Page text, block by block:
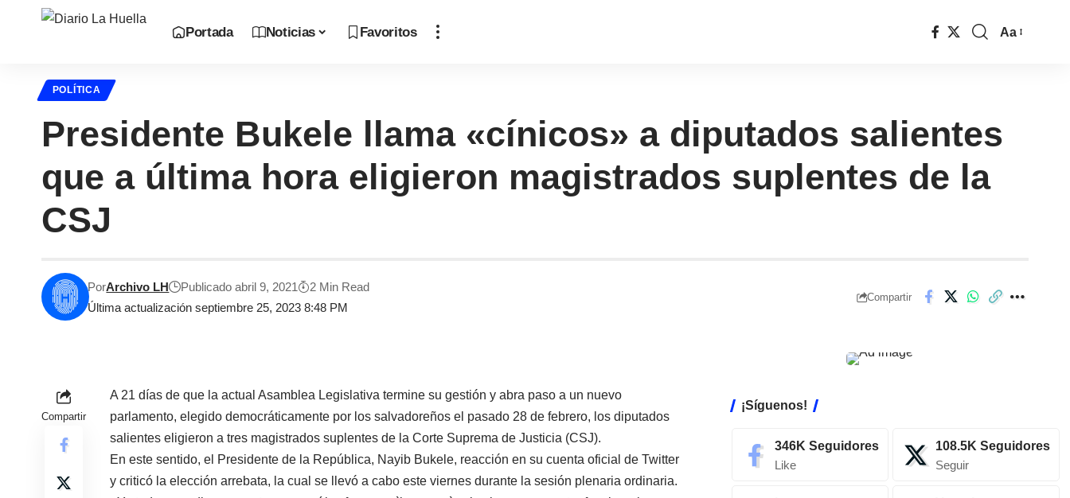
Portada Noticias Favoritos Aa
POLÍTICA
Presidente Bukele llama «cínicos» a diputados salientes
que a última hora eligieron magistrados suplentes de la
CSJ
Última actualización septiembre 25, 2023 8:48 PM
PorArchivo LH Publicado abril 9, 2021 2 Min Read
Compartir
Compartir
A 21 días de que la actual Asamblea Legislativa termine su gestión y abra paso a un nuevo
parlamento, elegido democráticamente por los salvadoreños el pasado 28 de febrero, los diputados
salientes eligieron a tres magistrados suplentes de la Corte Suprema de Justicia (CSJ).
En este sentido, el Presidente de la República, Nayib Bukele, reacción en su cuenta oficial de Twitter
y criticó la elección arrebata, la cual se llevó a cabo este viernes durante la sesión plenaria ordinaria.
¡Síguenos!
346K Seguidores
Like
108.5K Seguidores
Seguir